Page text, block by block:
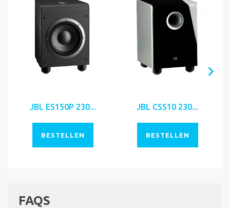
JBL ES150P 230...
BESTELLEN
JBL CSS10 230...
BESTELLEN
FAQS